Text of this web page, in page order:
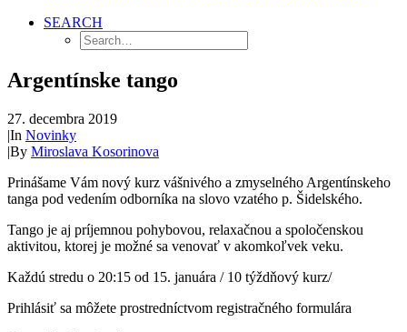
SEARCH
Argentínske tango
27. decembra 2019
|In Novinky
|By Miroslava Kosorinova
Prinášame Vám nový kurz vášnivého a zmyselného Argentínskeho
tanga pod vedením odborníka na slovo vzatého p. Šidelského.
Tango je aj príjemnou pohybovou, relaxačnou a spoločenskou
aktivitou, ktorej je možné sa venovať v akomkoľvek veku.
Každú stredu o 20:15 od 15. januára / 10 týždňový kurz/
Prihlásiť sa môžete prostredníctvom registračného formulára